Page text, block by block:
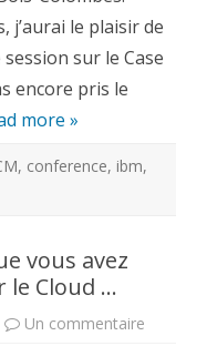
j’aurai le plaisir de
sur le Case
encore pris le
more »
, conference, ibm,
vous avez
le Cloud …
Un commentaire